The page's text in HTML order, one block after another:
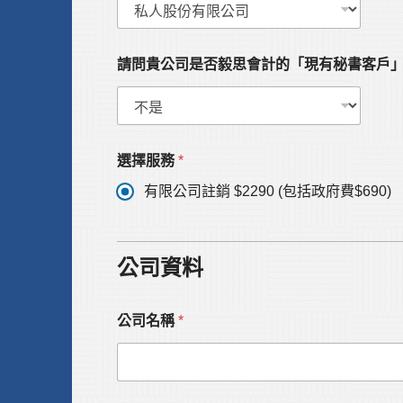
請問貴公司是否毅思會計的「現有秘書客戶
選擇服務*
有限公司註銷 $2290 (包括政府費$690)
公司資料
公司名稱*